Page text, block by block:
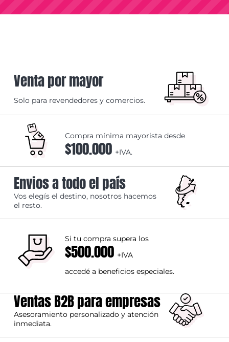
Venta por mayor
Solo para revendedores y comercios.
Compra mínima mayorista desde
$100.000 +IVA.
Envios a todo el país
Vos elegís el destino, nosotros hacemos
el resto.
Si tu compra supera los
$500.000 +IVA
accedé a beneficios especiales.
Ventas B2B para empresas
Asesoramiento personalizado y atención
inmediata.